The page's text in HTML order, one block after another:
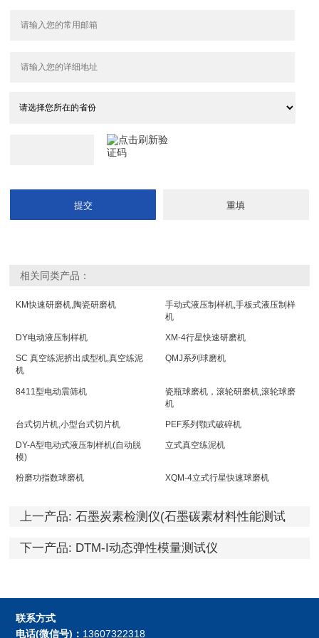
相关同类产品：
KM快速研磨机,陶瓷研磨机
手动式液压制样机,手板式液压制样
机
DY电动液压制样机 XM-4行星快速研磨机
SC 真空练泥挤出成型机,真空练泥
机
QMJ系列球磨机
8411型电动震筛机
瓷瓶球磨机，滚轮研磨机,滚轮球磨
机
台式切片机,小型台式切片机 PEF系列颚式破碎机
DY-A型电动式液压制样机(自动脱
模)
立式真空练泥机
粉磨功指数球磨机 XQM-4立式行星快速球磨机
上一产品: 石墨炭素检测仪(石墨碳素材料性能测试
下一产品: DTM-I动态弹性模量测试仪
联系方式
电话(微信号)： 13607322318